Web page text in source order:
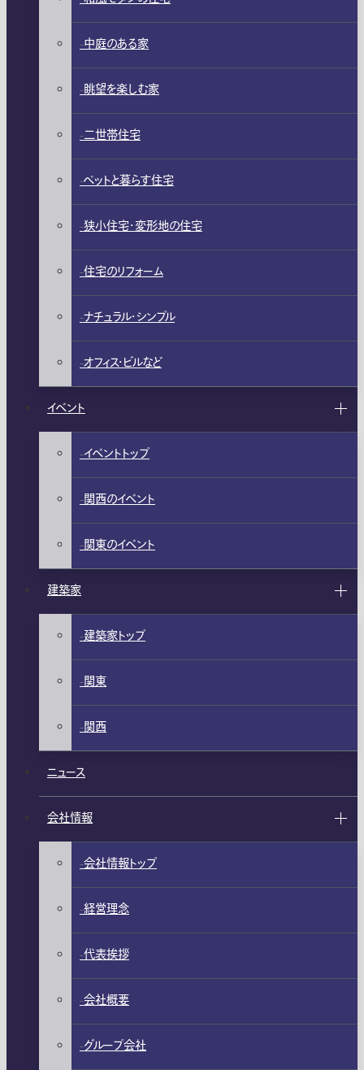
中庭のある家
眺望を楽しむ家
二世帯住宅
ペットと暮らす住宅
狭小住宅・変形地の住宅
住宅のリフォーム
ナチュラル・シンプル
オフィス・ビルなど
イベント
イベントトップ
関西のイベント
関東のイベント
建築家
建築家トップ
関東
関西
ニュース
会社情報
会社情報トップ
経営理念
代表挨拶
会社概要
グループ会社